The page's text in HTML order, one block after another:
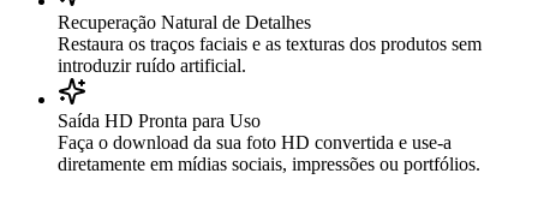
Recuperação Natural de Detalhes
Restaura os traços faciais e as texturas dos produtos sem
introduzir ruído artificial.
Saída HD Pronta para Uso
Faça o download da sua foto HD convertida e use-a
diretamente em mídias sociais, impressões ou portfólios.